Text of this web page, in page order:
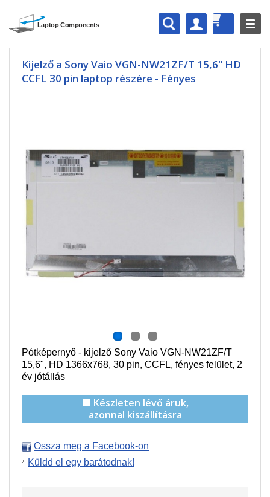
Kijelző a Sony Vaio VGN-NW21ZF/T 15,6" HD
CCFL 30 pin laptop részére - Fényes
Pótképernyő - kijelző Sony Vaio VGN-NW21ZF/T
15,6", HD 1366x768, 30 pin, CCFL, fényes felület, 2
év jótállás
🟩 Készleten lévő áruk,
azonnal kiszállításra
Ossza meg a Facebook-on
Küldd el egy barátodnak!